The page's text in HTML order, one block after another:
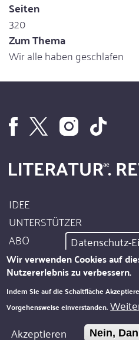
Seiten
320
Zum Thema
Wir alle haben geschlafen
Footer
Site
Info
IDEE
UNTERSTÜTZER
ABO
AUTOREN
Footer
Kontakt
IMPRESSUM
DATENSCHUTZ
Datenschutz-
Wir verwenden Cookies auf
Nutzererlebnis zu verbessern.
Indem Sie auf die Schaltfläche
Vorgehensweise einverstanden.
Akzeptieren
Nein,